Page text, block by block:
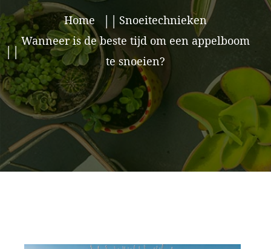
Home
Snoeitechnieken
Wanneer is de beste tijd om een appelboom
te snoeien?